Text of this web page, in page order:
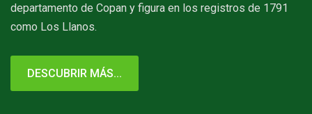
departamento de Copan y figura en los registros de 1791
como Los Llanos.
DESCUBRIR MÁS...